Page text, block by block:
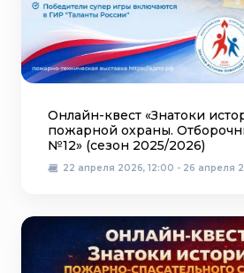
Онлайн-квест «Знатоки
пожарной охраны.
№12» (сезон 2025/2026)
22 апреля 2026, 12:00 - 26 апреля